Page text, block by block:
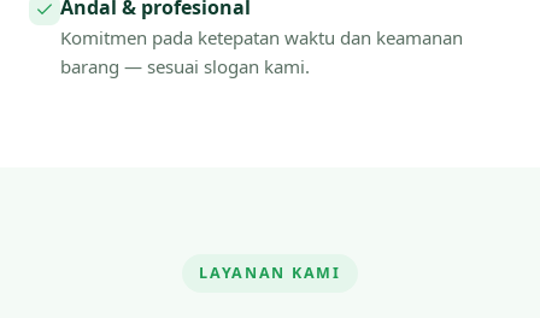
Andal & profesional
Komitmen pada ketepatan waktu dan keamanan
barang — sesuai slogan kami.
LAYANAN KAMI